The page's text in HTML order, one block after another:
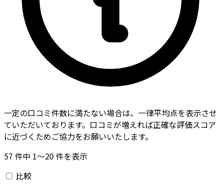
一定の口コミ件数に満たない場合は、一律平均点を表示させ
ていただいております。口コミが増えれば正確な評価スコア
に近づくためご協力をお願いいたします。
57 件中 1〜20件を表示
比較